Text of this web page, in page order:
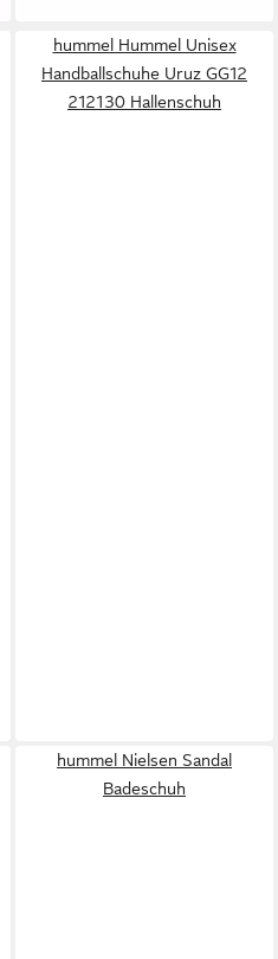
hummel Hummel Unisex
Handballschuhe Uruz GG12
212130 Hallenschuh
hummel Nielsen Sandal
Badeschuh